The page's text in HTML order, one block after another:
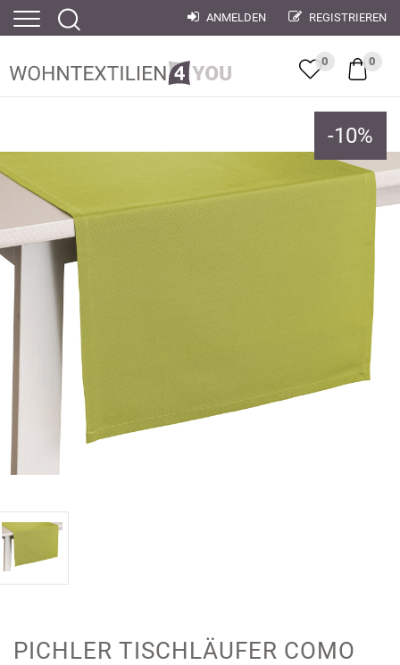
ANMELDEN REGISTRIEREN
0 0
-10%
PICHLER TISCHLÄUFER COMO